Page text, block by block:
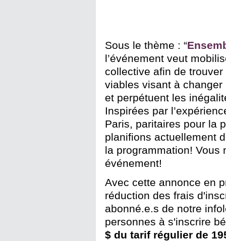
Sous le thème : “
l’événement veut
collective afin de
viables visant à
et perpétuent les
Inspirées par
Paris, paritaires pour la
planifions actuellement
la programmation! Vous
événement!
Avec cette annonce en
réduction des frais
abonné.e.s de notre
personnes à s'inscrire
$ du tarif régulier de